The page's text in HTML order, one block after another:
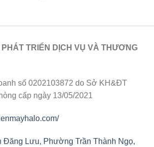
TRIỂN DỊCH VỤ VÀ THƯƠNG
số 0202103872 do Sở KH&ĐT
cấp ngày 13/05/2021
Đăng Lưu, Phường Trần Thành Ngọ,